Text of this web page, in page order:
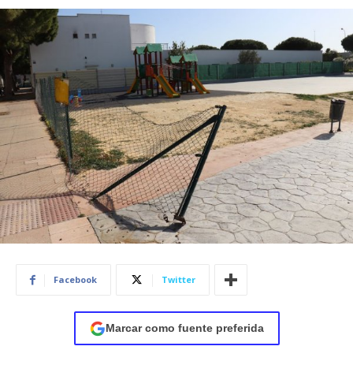
Facebook Twitter
Marcar como fuente preferida